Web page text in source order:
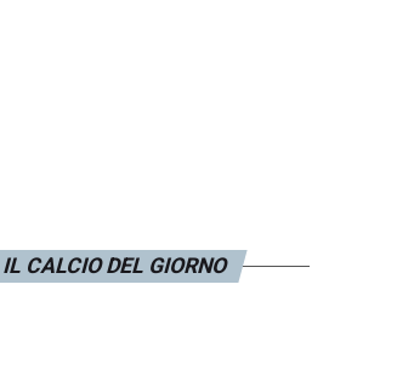
IL CALCIO DEL GIORNO